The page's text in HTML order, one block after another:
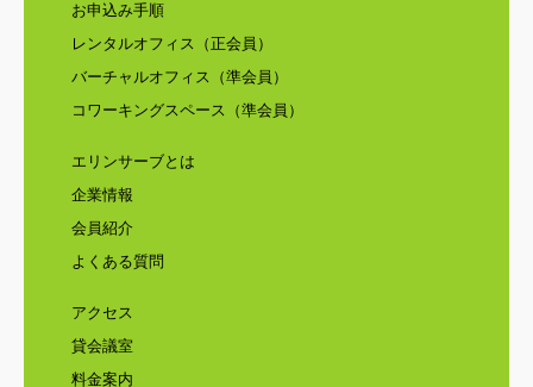
お申込み手順
レンタルオフィス（正会員）
バーチャルオフィス（準会員）
コワーキングスペース（準会員）
エリンサーブとは
企業情報
会員紹介
よくある質問
アクセス
貸会議室
料金案内